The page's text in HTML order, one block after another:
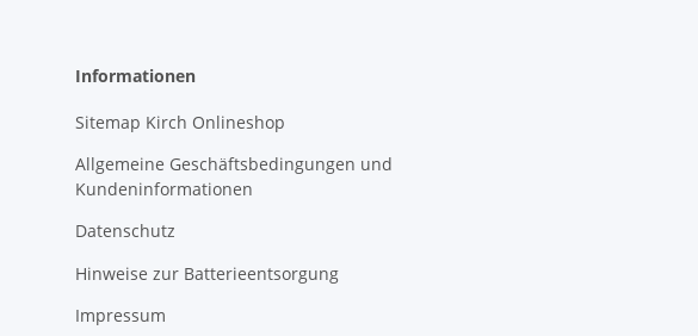
Informationen
Sitemap Kirch Onlineshop
Allgemeine Geschäftsbedingungen und
Kundeninformationen
Datenschutz
Hinweise zur Batterieentsorgung
Impressum